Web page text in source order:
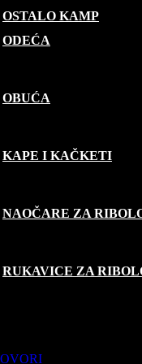
OSTALO KAMP
ODEĆA
OBUĆA
KAPE I KAČKETI
NAOČARE ZA
RUKAVICE ZA